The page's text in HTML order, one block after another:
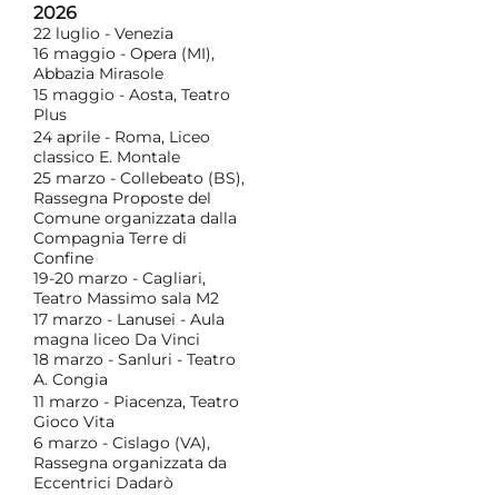
2026
22 luglio - Venezia
16 maggio - Opera (MI),
Abbazia Mirasole
15 maggio - Aosta, Teatro
Plus
24 aprile - Roma, Liceo
classico E. Montale
25 marzo - Collebeato (BS),
Rassegna Proposte del
Comune organizzata dalla
Compagnia Terre di
Confine
19-20 marzo - Cagliari,
Teatro Massimo sala M2
17 marzo - Lanusei - Aula
magna liceo Da Vinci
18 marzo - Sanluri - Teatro
A. Congia
11 marzo - Piacenza, Teatro
Gioco Vita
6 marzo - Cislago (VA),
Rassegna organizzata da
Eccentrici Dadarò